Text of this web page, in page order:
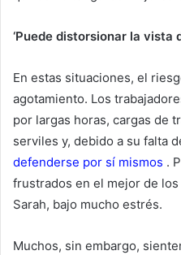
‘Puede distorsionar la vista
En estas situaciones, el
agotamiento. Los
por largas horas, cargas de
serviles y, debido a su falta
defenderse por sí mismos .
frustrados en el mejor de
Sarah, bajo mucho estrés.
Muchos, sin embargo,